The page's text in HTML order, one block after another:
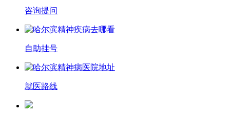
咨询提问
自助挂号
就医路线